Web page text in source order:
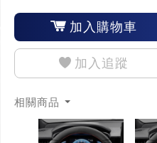
加入購物車
加入追蹤
相關商品